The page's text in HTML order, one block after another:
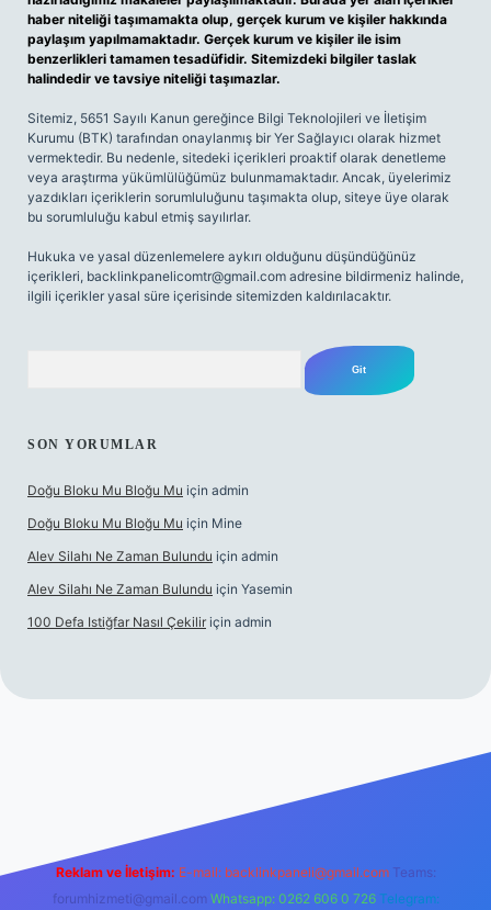
haber niteliği taşımamakta olup, gerçek kurum ve kişiler hakkında
paylaşım yapılmamaktadır. Gerçek kurum ve kişiler ile isim
benzerlikleri tamamen tesadüfidir. Sitemizdeki bilgiler taslak
halindedir ve tavsiye niteliği taşımazlar.
Sitemiz, 5651 Sayılı Kanun gereğince Bilgi Teknolojileri ve İletişim
Kurumu (BTK) tarafından onaylanmış bir Yer Sağlayıcı olarak hizmet
vermektedir. Bu nedenle, sitedeki içerikleri proaktif olarak denetleme
veya araştırma yükümlülüğümüz bulunmamaktadır. Ancak, üyelerimiz
yazdıkları içeriklerin sorumluluğunu taşımakta olup, siteye üye olarak
bu sorumluluğu kabul etmiş sayılırlar.
Hukuka ve yasal düzenlemelere aykırı olduğunu düşündüğünüz
içerikleri, backlinkpanelicomtr@gmail.com adresine bildirmeniz halinde,
ilgili içerikler yasal süre içerisinde sitemizden kaldırılacaktır.
SON YORUMLAR
Doğu Bloku Mu Bloğu Mu için admin
Doğu Bloku Mu Bloğu Mu için Mine
Alev Silahı Ne Zaman Bulundu için admin
Alev Silahı Ne Zaman Bulundu için Yasemin
100 Defa Istiğfar Nasıl Çekilir için admin
Reklam ve İletişim: E-mail: backlinkpaneli@gmail.com Teams:
forumhizmeti@gmail.com Whatsapp: 0262 606 0 726 Telegram: